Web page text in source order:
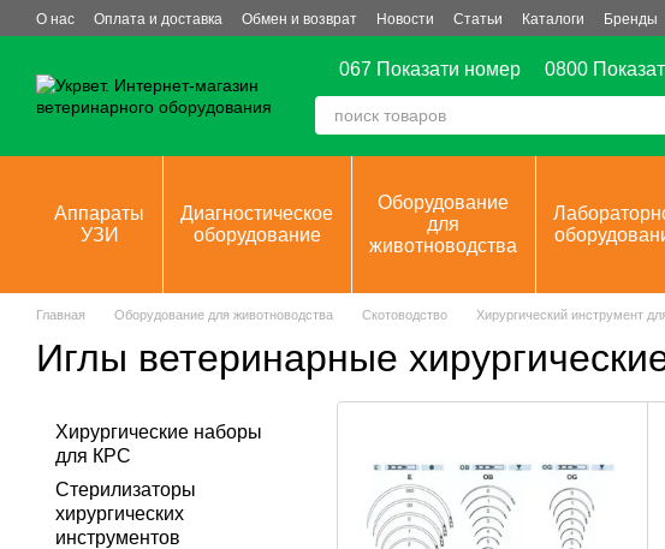
Перейти к основному контенту
О нас Оплата и доставка Обмен и возврат Новости Статьи Каталоги Бренды
067 Показати номер 0800
Аппараты
УЗИ
Диагностическое
оборудование
Оборудование
для
животноводства
Главная Оборудование для животноводства Скотоводство Хирургический инструмент
Иглы ветеринарные
Хирургические наборы
для КРС
Стерилизаторы
хирургических
инструментов